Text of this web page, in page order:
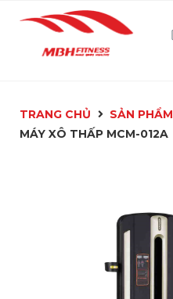
TRANG CHỦ
SẢN PHẨM
MÁY XÔ THẤP MCM-012A